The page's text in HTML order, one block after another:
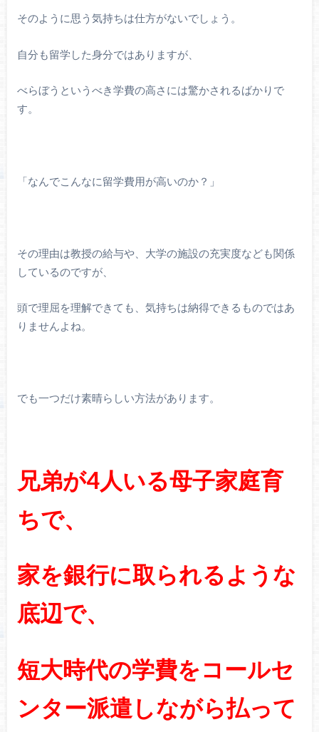
そのように思う気持ちは仕方がないでしょう。
自分も留学した身分ではありますが、
べらぼうというべき学費の高さには驚かされるばかりで
す。
「なんでこんなに留学費用が高いのか？」
その理由は教授の給与や、大学の施設の充実度なども関係
しているのですが、
頭で理屈を理解できても、気持ちは納得できるものではあ
りませんよね。
でも一つだけ素晴らしい方法があります。
兄弟が4人いる母子家庭育
ちで、
家を銀行に取られるような
底辺で、
短大時代の学費をコールセ
ンター派遣しながら払って